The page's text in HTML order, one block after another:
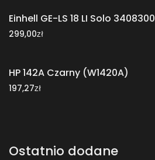
Einhell GE-LS 18 LI Solo 3408300
299,00zł
HP 142A Czarny (W1420A)
197,27zł
Ostatnio dodane